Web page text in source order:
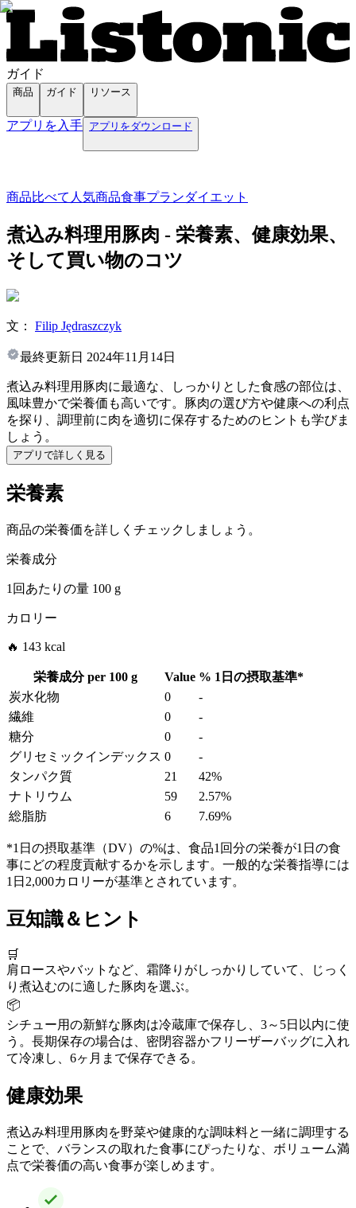
ガイド
商品 ガイド リソース
アプリを入手 アプリをダウンロード
商品比べて 人気商品食事プランダイエット
煮込み料理用豚肉 - 栄養素、健康効果、
そして買い物のコツ
文： Filip Jędraszczyk
最終更新日 2024年11月14日
煮込み料理用豚肉に最適な、しっかりとした食感の部位は、
風味豊かで栄養価も高いです。豚肉の選び方や健康への利点
を探り、調理前に肉を適切に保存するためのヒントも学びま
しょう。
アプリで詳しく見る
栄養素
商品の栄養価を詳しくチェックしましょう。
栄養成分
1回あたりの量 100 g
カロリー
🔥 143 kcal
栄養成分 per 100 g Value % 1日の摂取基準*
炭水化物
0
-
繊維
0
-
糖分
0
-
グリセミックインデックス 0
-
タンパク質
21
42%
ナトリウム
59
2.57%
総脂肪
6 7.69%
*1日の摂取基準（DV）の%は、食品1回分の栄養が1日の食
事にどの程度貢献するかを示します。一般的な栄養指導には
1日2,000カロリーが基準とされています。
豆知識＆ヒント
🛒
肩ロースやバットなど、霜降りがしっかりしていて、じっく
り煮込むのに適した豚肉を選ぶ。
📦
シチュー用の新鮮な豚肉は冷蔵庫で保存し、3～5日以内に使
う。長期保存の場合は、密閉容器かフリーザーバッグに入れ
て冷凍し、6ヶ月まで保存できる。
健康効果
煮込み料理用豚肉を野菜や健康的な調味料と一緒に調理する
ことで、バランスの取れた食事にぴったりな、ボリューム満
点で栄養価の高い食事が楽しめます。